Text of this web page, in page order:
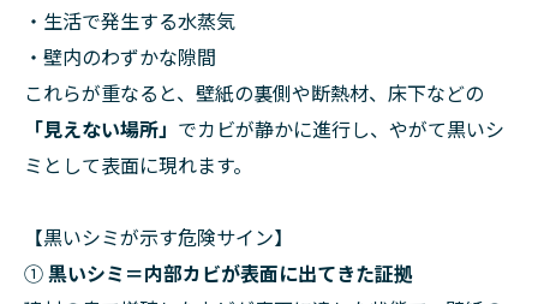
・生活で発生する水蒸気
・壁内のわずかな隙間
これらが重なると、壁紙の裏側や断熱材、床下などの
「見えない場所」 でカビが静かに進行し、やがて黒いシ
ミとして表面に現れます。
【黒いシミが示す危険サイン】
①黒いシミ＝内部カビが表面に出てきた証拠